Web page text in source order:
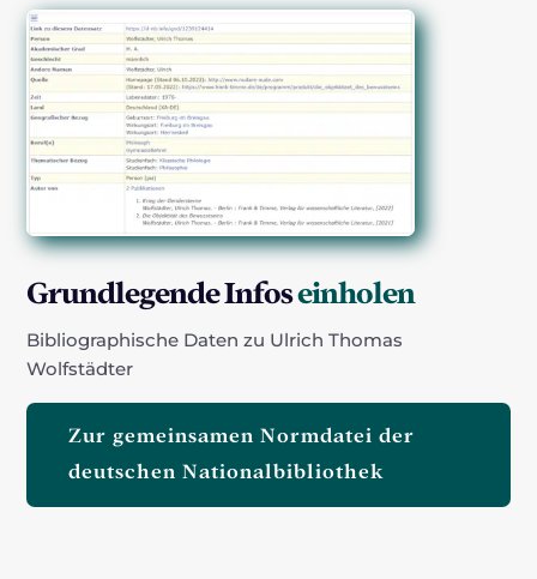
Grundlegende Infoseinholen
Bibliographische Daten zu Ulrich Thomas
Wolfstädter
Zur gemeinsamen Normdatei der
deutschen Nationalbibliothek